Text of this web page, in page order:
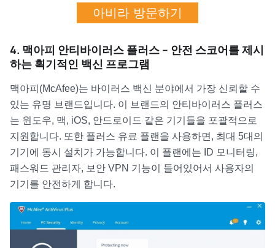
아비라 방문하기
4. 맥아피 안티바이러스 플러스 – 안전 스코어를 제시
하는 획기적인 백신 프로그램
맥아피(McAfee)는 바이러스 백신 분야에서 가장 신뢰할 수
있는 유명 브랜드입니다. 이 브랜드의 안티바이러스 플러스
는 윈도우, 맥, iOS, 안드로이드 같은 기기들을 포괄적으로
지원합니다. 또한 플러스 유료 플랜을 사용하면, 최대 5대의
기기에 동시 설치가 가능합니다. 이 플랜에는 ID 모니터링,
패스워드 관리자, 보안 VPN 기능이 들어있어서 사용자의
기기를 안전하게 합니다.